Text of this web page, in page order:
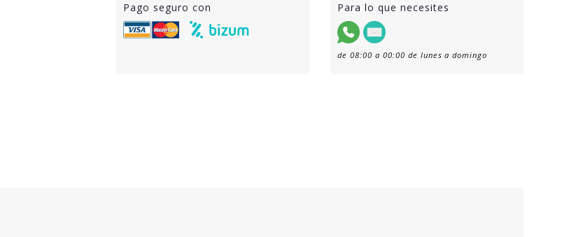
Pago seguro con Para lo que necesites
de 08:00 a 00:00 de lunes a domingo